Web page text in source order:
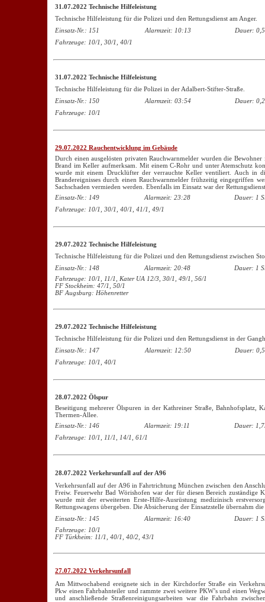
31.07.2022 Technische Hilfeleistung
Technische Hilfeleistung für die Polizei und den Rettungsdienst am Anger.
Einsatz-Nr.: 151
Alarmzeit: 10:13
Dauer:
Fahrzeuge: 10/1, 30/1, 40/1
31.07.2022 Technische Hilfeleistung
Technische Hilfeleistung für die Polizei in der Adalbert-Stifter-Straße.
Einsatz-Nr.: 150
Alarmzeit: 03:54
Dauer:
Fahrzeuge: 10/1
29.07.2022 Rauchentwicklung im Gebäude
Durch einen ausgelösten privaten Rauchwarnmelder wurden die
Brand im Keller aufmerksam. Mit einem C-Rohr und unter Atemschutz
wurde mit einem Drucklüfter der verrauchte Keller ventiliert. Auch in
Brandereignisses durch einen Rauchwarnmelder frühzeitig eingegriffen
Sachschaden vermieden werden. Ebenfalls im Einsatz war der
Einsatz-Nr.: 149
Alarmzeit: 23:28
Dauer: 1
Fahrzeuge: 10/1, 30/1, 40/1, 41/1, 49/1
29.07.2022 Technische Hilfeleistung
Technische Hilfeleistung für die Polizei und den Rettungsdienst zwischen
Einsatz-Nr.: 148
Alarmzeit: 20:48
Dauer: 1
Fahrzeuge: 10/1, 11/1, Kater UA 12/3, 30/1, 49/1, 56/1
FF Stockheim: 47/1, 50/1
BF Augsburg: Höhenretter
29.07.2022 Technische Hilfeleistung
Technische Hilfeleistung für die Polizei und den Rettungsdienst in der
Einsatz-Nr.: 147
Alarmzeit: 12:50
Dauer:
Fahrzeuge: 10/1, 40/1
28.07.2022 Ölspur
Beseitigung mehrerer Ölspuren in der Kathreiner Straße, Bahnhofsplatz,
Thermen-Allee.
Einsatz-Nr.: 146
Alarmzeit: 19:11
Dauer:
Fahrzeuge: 10/1, 11/1, 14/1, 61/1
28.07.2022 Verkehrsunfall auf der A96
Verkehrsunfall auf der A96 in Fahrtrichtung München zwischen den
Freiw. Feuerwehr Bad Wörishofen war der für diesen Bereich zuständige
wurde mit der erweiterten Erste-Hilfe-Ausrüstung medizinisch
Rettungswagens übergeben. Die Absicherung der Einsatzstelle übernahm
Einsatz-Nr.: 145
Alarmzeit: 16:40
Dauer: 1
Fahrzeuge: 10/1
FF Türkheim: 11/1, 40/1, 40/2, 43/1
27.07.2022 Verkehrsunfall
Am Mittwochabend ereignete sich in der Kirchdorfer Straße ein
Pkw einen Fahrbahnteiler und rammte zwei weitere PKW’s und einen
und anschließende Straßenreinigungsarbeiten war die Fahrbahn